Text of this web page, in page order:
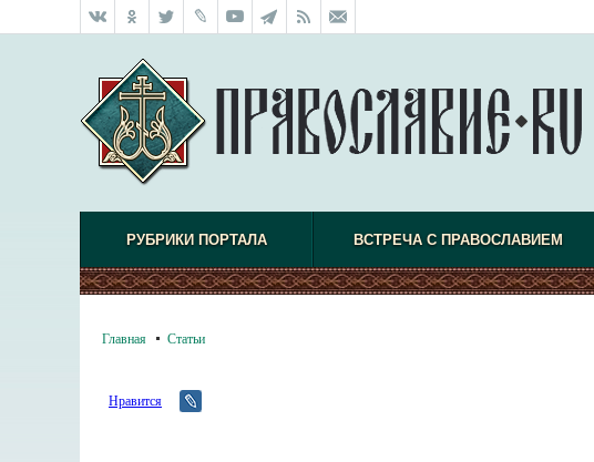
РУБРИКИ ПОРТАЛА ВСТРЕЧА С ПРАВОСЛАВИЕМ
Главная Статьи
Нравится